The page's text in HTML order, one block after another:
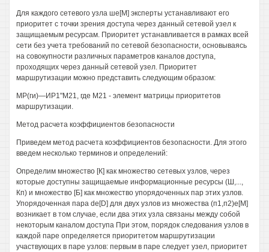
Для каждого сетевого узла ше[М] эксперты устанавливают его
приоритет с точки зрения доступа через данный сетевой узел к
защищаемым ресурсам. Приоритет устанавливается в рамках всей
сети без учета требований по сетевой безопасности, основываясь
на совокупности различных параметров каналов доступа,
проходящих через данный сетевой узел. Приоритет
маршрутизации можно представить следующим образом:
МР(ги)—ИР1"М21, где М21 - элемент матрицы приоритетов
маршрутизации.
Метод расчета коэффициентов безопасности
Приведем метод расчета коэффициентов безопасности. Для этого
введем несколько терминов и определений:
Определим множество [К] как множество сетевых узлов, через
которые доступны защищаемые информационные ресурсы (Ш,...,
Кп) и множество [Б] как множество упорядоченных пар этих узлов.
Упорядоченная пара de[D] для двух узлов из множества (п1,п2)е[М]
возникает в том случае, если два этих узла связаны между собой
некоторым каналом доступа При этом, порядок следования узлов в
каждой паре определяется приоритетом маршрутизации
участвующих в паре узлов: первым в паре следует узел, приоритет